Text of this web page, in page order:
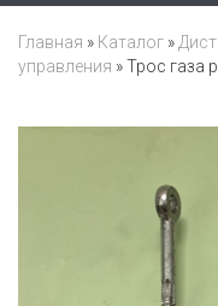
Главная » Каталог »
управления »Трос газа